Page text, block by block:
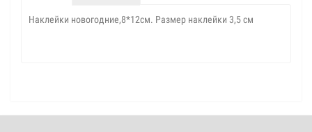
Наклейки новогодние,8*12см. Размер наклейки 3,5 см